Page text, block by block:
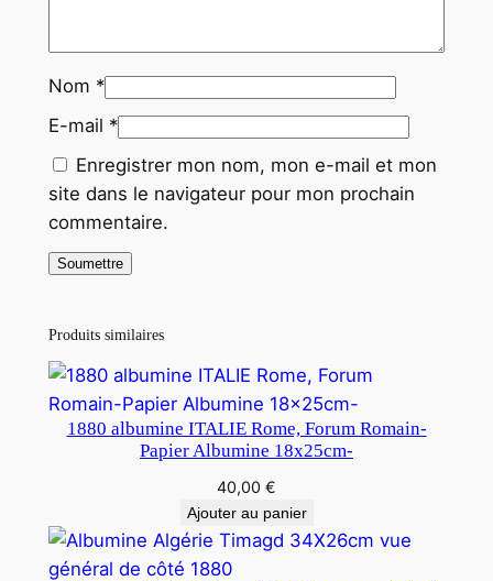
Nom *
E-mail *
Enregistrer mon nom, mon e-mail et mon
site dans le navigateur pour mon prochain
commentaire.
Produits similaires
1880 albumine ITALIE Rome, Forum Romain-
Papier Albumine 18x25cm-
40,00 €
Ajouter au panier